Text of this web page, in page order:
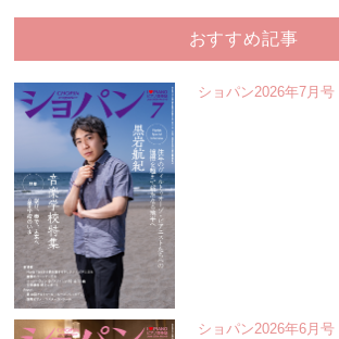
おすすめ記事
ショパン2026年7月号
ショパン2026年6月号